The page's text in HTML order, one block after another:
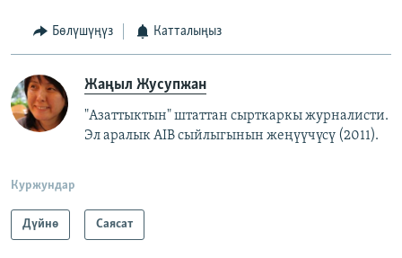
Бөлүшүңүз Катталыңыз
Жаңыл Жусупжан
"Азаттыктын" штаттан сырткаркы журналисти.
Эл аралык AIB сыйлыгынын жеңүүчүсү (2011).
Куржундар
Дүйнө Саясат